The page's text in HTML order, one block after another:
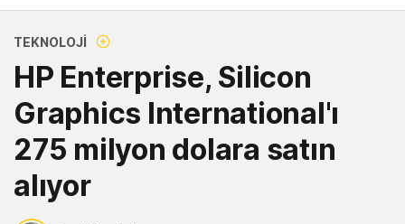
TEKNOLOJI
HP Enterprise, Silicon
Graphics International'ı
275 milyon dolara satın
alıyor